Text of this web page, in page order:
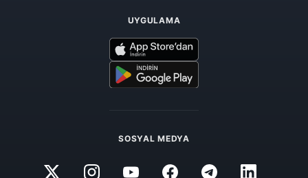
UYGULAMA
SOSYAL MEDYA